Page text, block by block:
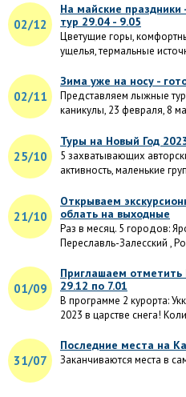
02/12
На майские
тур 29.04 - 9.05
Цветущие горы,
ущелья, термальные
02/11
Зима уже на носу -
Представляем лыжные
каникулы, 23 февраля, 8
25/10
Туры на Новый Год
5 захватывающих
активность, маленькие
21/10
Открываем
облать на выходные
Раз в месяц. 5 городов:
Переславль-Залесский ,
01/09
Приглашаем отметить
29.12 по 7.01
В программе 2 курорта:
2023 в царстве снега!
31/07
Последние места на
Заканчиваются места в